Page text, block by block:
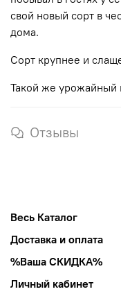
свой новый сорт в
дома.
Сорт крупнее и
Такой же урожайный
Отзывы
Весь Каталог
Доставка и оплата
%Ваша СКИДКА%
Личный кабинет